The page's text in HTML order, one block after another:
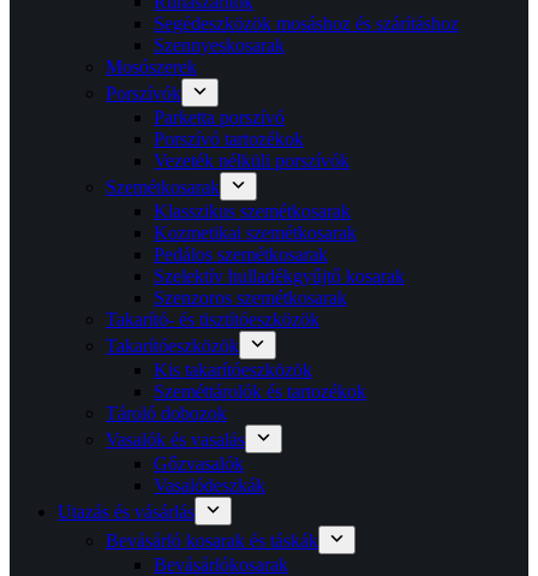
Segédeszközök mosáshoz és szárításhoz
Szennyeskosarak
Mosószerek
Porszívók
Parketta porszívó
Porszívó tartozékok
Vezeték nélküli porszívók
Szemétkosarak
Klasszikus szemétkosarak
Kozmetikai szemétkosarak
Pedálos szemétkosarak
Szelektív hulladékgyűjtő kosarak
Szenzoros szemétkosarak
Takarító- és tisztítóeszközök
Takarítóeszközök
Kis takarítóeszközök
Szeméttárolók és tartozékok
Tároló dobozok
Vasalók és vasalás
Gőzvasalók
Vasalódeszkák
Utazás és vásárlás
Bevásárló kosarak és táskák
Bevásárlókosarak